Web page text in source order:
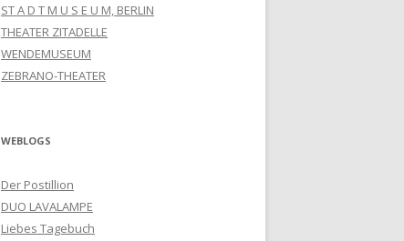
ST A D T M U S E U M, BERLIN
THEATER ZITADELLE
WENDEMUSEUM
ZEBRANO-THEATER
WEBLOGS
Der Postillion
DUO LAVALAMPE
Liebes Tagebuch